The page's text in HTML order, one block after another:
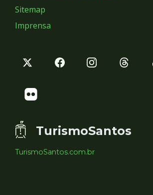
Sitemap
Imprensa
TurismoSantos
TurismoSantos.com.br